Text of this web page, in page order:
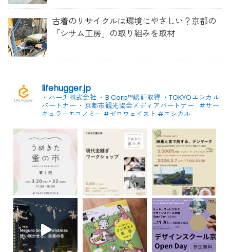
古着のリサイクルは環境にやさしい？京都の
「シサム工房」の取り組みを取材
lifehugger.jp
・ハーチ株式会社 ・B Corp™認証取得 ・TOKYOエシカル
パートナー ・京都市観光協会メディアパートナー . #サー
キュラーエコノミー #ゼロウェイスト #エシカル